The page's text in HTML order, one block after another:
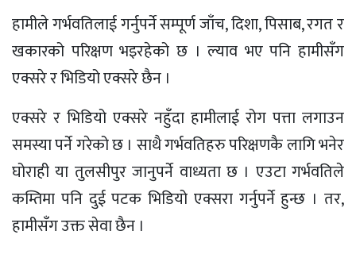
हामीले गर्भवतिलाई गर्नुपर्ने सम्पूर्ण जाँच, दिशा, पिसाब, रगत र
खकारको परिक्षण भइरहेको छ । ल्याव भए पनि हामीसँग
एक्सरे र भिडियो एक्सरे छैन ।
एक्सरे र भिडियो एक्सरे नहुँदा हामीलाई रोग पत्ता लगाउन
समस्या पर्ने गरेको छ । साथै गर्भवतिहरु परिक्षणकै लागि भनेर
घोराही या तुलसीपुर जानुपर्ने वाध्यता छ । एउटा गर्भवतिले
कम्तिमा पनि दुई पटक भिडियो एक्सरा गर्नुपर्ने हुन्छ । तर,
हामीसँग उक्त सेवा छैन ।